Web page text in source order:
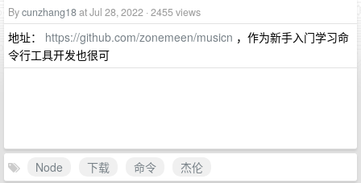
Bycunzhang18at Jul 28, 2022 · 2455 views
地址： https://github.com/zonemeen/musicn ，作为新手入门学习命
令行工具开发也很可
Node 下载 命令
杰伦